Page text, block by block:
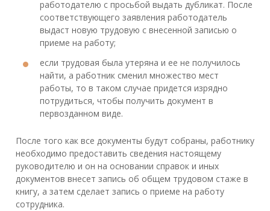
работодателю с просьбой выдать дубликат. После
соответствующего заявления работодатель
выдаст новую трудовую с внесенной записью о
приеме на работу;
если трудовая была утеряна и ее не получилось
найти, а работник сменил множество мест
работы, то в таком случае придется изрядно
потрудиться, чтобы получить документ в
первозданном виде.
После того как все документы будут собраны, работнику
необходимо предоставить сведения настоящему
руководителю и он на основании справок и иных
документов внесет запись об общем трудовом стаже в
книгу, а затем сделает запись о приеме на работу
сотрудника.